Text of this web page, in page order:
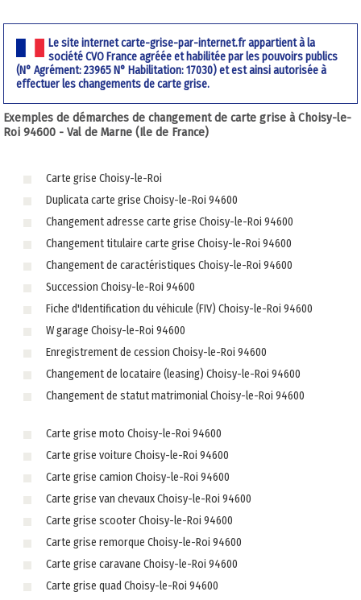
Le site internet carte-grise-par-internet.fr appartient à la
société CVO France agréée et habilitée par les pouvoirs publics
(N° Agrément: 23965 N° Habilitation: 17030) et est ainsi autorisée à
effectuer les changements de carte grise.
Exemples de démarches de changement de carte grise à Choisy-le-
Roi 94600 - Val de Marne (Ile de France)
Carte grise Choisy-le-Roi
Duplicata carte grise Choisy-le-Roi 94600
Changement adresse carte grise Choisy-le-Roi 94600
Changement titulaire carte grise Choisy-le-Roi 94600
Changement de caractéristiques Choisy-le-Roi 94600
Succession Choisy-le-Roi 94600
Fiche d'Identification du véhicule (FIV) Choisy-le-Roi 94600
W garage Choisy-le-Roi 94600
Enregistrement de cession Choisy-le-Roi 94600
Changement de locataire (leasing) Choisy-le-Roi 94600
Changement de statut matrimonial Choisy-le-Roi 94600
Carte grise moto Choisy-le-Roi 94600
Carte grise voiture Choisy-le-Roi 94600
Carte grise camion Choisy-le-Roi 94600
Carte grise van chevaux Choisy-le-Roi 94600
Carte grise scooter Choisy-le-Roi 94600
Carte grise remorque Choisy-le-Roi 94600
Carte grise caravane Choisy-le-Roi 94600
Carte grise quad Choisy-le-Roi 94600